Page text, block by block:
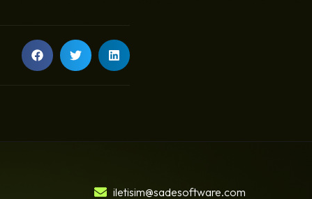
iletisim@sadesoftware.com